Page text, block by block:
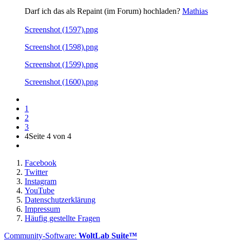
Darf ich das als Repaint (im Forum) hochladen? Mathias
Screenshot (1597).png
Screenshot (1598).png
Screenshot (1599).png
Screenshot (1600).png
1
2
3
4Seite 4 von 4
Facebook
Twitter
Instagram
YouTube
Datenschutzerklärung
Impressum
Häufig gestellte Fragen
Community-Software: WoltLab Suite™